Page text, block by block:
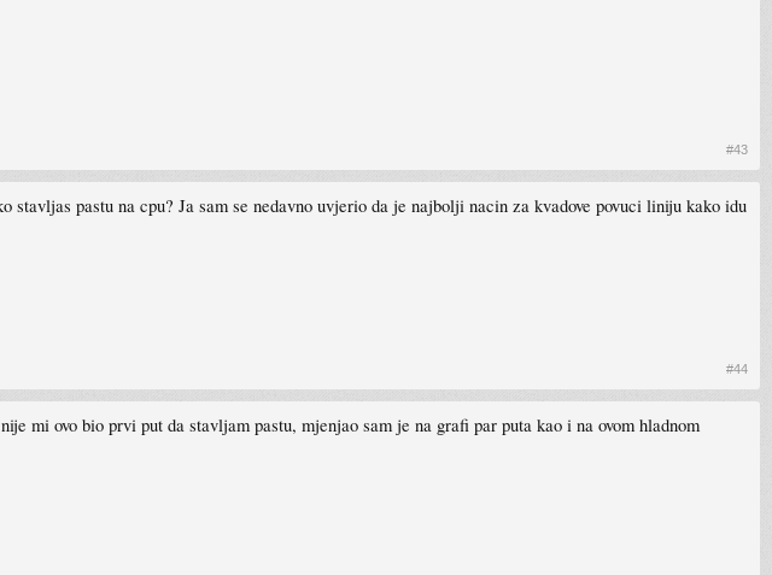
#43
stavljas pastu na cpu? Ja sam se nedavno uvjerio da je najbolji nacin za kvadove povuci liniju kako idu
#44
mi ovo bio prvi put da stavljam pastu, mjenjao sam je na grafi par puta kao i na ovom hladnom